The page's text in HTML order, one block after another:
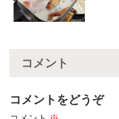
コメント
コメントをどうぞ